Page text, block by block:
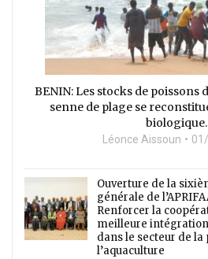
BENIN: Les stocks de poissons
senne de plage se
biologique.
Léonce Aissoun
Ouverture de la
générale de
Renforcer la
meilleure
dans le secteur de la
l’aquaculture